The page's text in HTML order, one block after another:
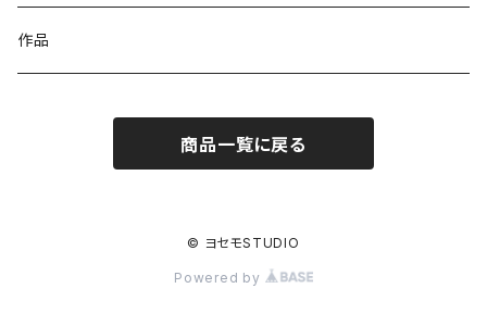
#4200番台ツメ
#4328番台ツメ
石留工具
イヤリング金具
作品
商品一覧に戻る
© ヨセモSTUDIO
Powered by